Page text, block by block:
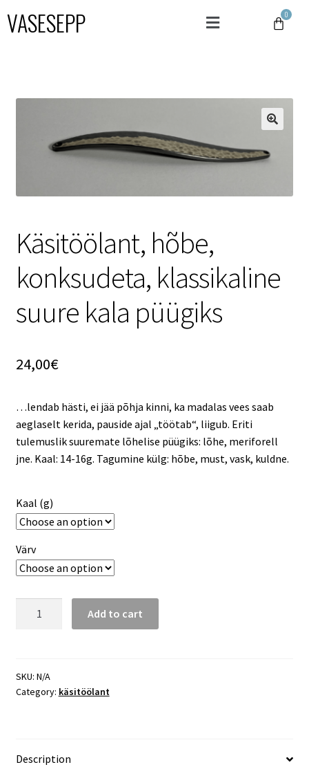
VASESEPP
Käsitöölant, hõbe,
konksudeta, klassikaline
suure kala püügiks
24,00€
…lendab hästi, ei jää põhja kinni, ka madalas vees saab
aeglaselt kerida, pauside ajal „töötab“, liigub. Eriti
tulemuslik suuremate lõhelise püügiks: lõhe, meriforell
jne. Kaal: 14-16g. Tagumine külg: hõbe, must, vask, kuldne.
Kaal (g)
Värv
Add to cart
SKU: N/A
Category: käsitöölant
Description